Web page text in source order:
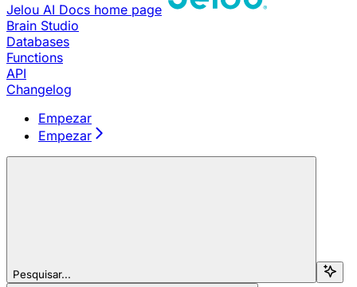
Jelou AI Docs home page
Brain Studio
Databases
Functions
API
Changelog
Empezar
Empezar
Pesquisar...